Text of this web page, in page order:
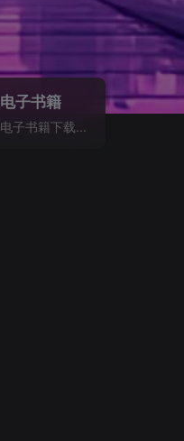
电子书籍
电子书籍下载...